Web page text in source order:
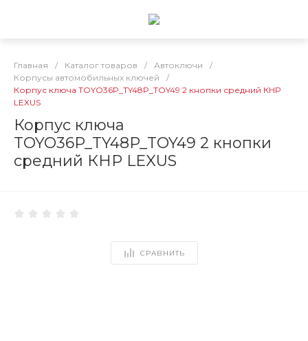
Главная / Каталог товаров / Автоключи
/
Корпусы автомобильных ключей
/
Корпус ключа TOYO36P_TY48P_TOY49 2 кнопки средний КНР
LEXUS
Корпус ключа
TOYO36P_TY48P_TOY49 2 кнопки
средний КНР LEXUS
СРАВНИТЬ